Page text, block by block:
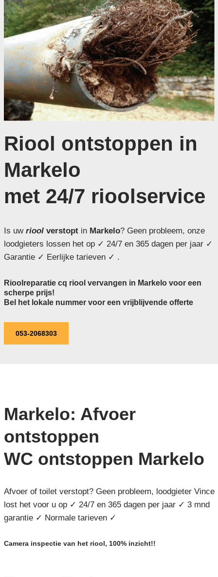
Riool ontstoppen in
Markelo
met 24/7 rioolservice
Is uw rioolverstoptin Markelo? Geen probleem, onze
loodgieters lossen het op ✓ 24/7 en 365 dagen per jaar ✓
Garantie ✓ Eerlijke tarieven ✓ .
Rioolreparatie cq riool vervangen in Markelo voor een
scherpe prijs!
Bel het lokale nummer voor een vrijblijvende offerte
053-2068303
Markelo: Afvoer
ontstoppen
WC ontstoppen Markelo
Afvoer of toilet verstopt? Geen probleem, loodgieter Vince
lost het voor u op ✓ 24/7 en 365 dagen per jaar ✓ 3 mnd
garantie ✓ Normale tarieven ✓
Camera inspectie van het riool, 100% inzicht!!